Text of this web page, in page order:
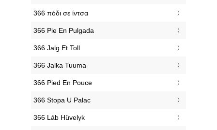
‎366 πόδι σε ίντσα
‎366 Pie En Pulgada
‎366 Jalg Et Toll
‎366 Jalka Tuuma
‎366 Pied En Pouce
‎366 Stopa U Palac
‎366 Láb Hüvelyk